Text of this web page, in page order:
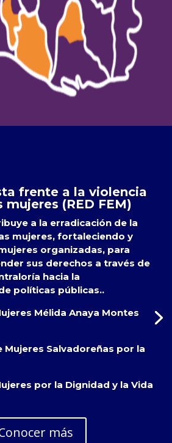
frente a la violencia
mujeres (RED FEM)
a la erradicación de la
mujeres, fortaleciendo y
organizadas, para
sus derechos a través de
hacia la
políticas públicas..
Mélida Anaya Montes
Mujeres Salvadoreñas por la
por la Dignidad y la Vida
más